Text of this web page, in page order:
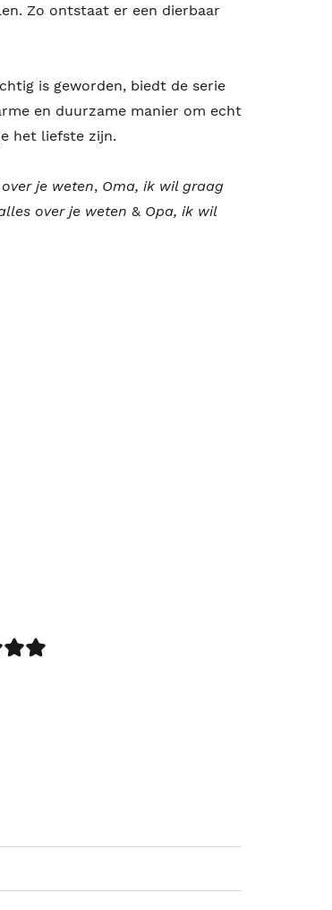
Zo ontstaat er een dierbaar
is geworden, biedt de serie
en duurzame manier om echt
het liefste zijn.
je weten, Oma, ik wil graag
over je weten & Opa, ik wil